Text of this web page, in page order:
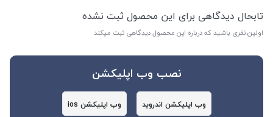
تابحال دیدگاهی برای این محصول ثبت نشده
اولین نفری باشید که درباره این محصول دیدگاهی ثبت میکند
نصب وب اپلیکشن
وب اپلیکشن اندروید وب اپلیکشن ios